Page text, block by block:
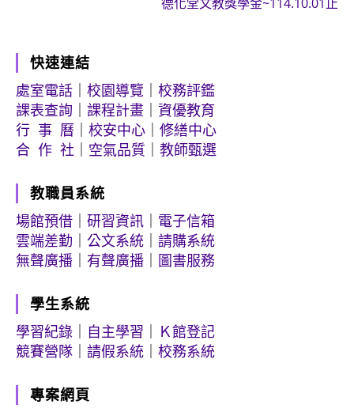
快速連結
處室電話
校園導覽
校務評鑑
課表查詢
課程計畫
資優教育
行 事 曆
校安中心
修繕中心
合 作 社
空氣品質 教師甄選
教職員系統
場館預借
研習資訊
電子信箱
雲端差勤
公文系統
請購系統
無聲廣播
有聲廣播 圖書服務
學生系統
學習紀錄
自主學習
Ｋ館登記
競賽營隊
請假系統 校務系統
專案網頁